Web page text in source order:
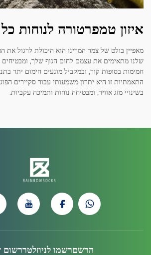
איזון טמפרטורה לנוחות
מאפיין בולט של צמר המרינו הוא היכולת לרגול את
שלנו מתאימים את עצמם לחום הגוף שלך, ומבטיחים
חמימות בסופות קור, ובמקביל מונעים חימום יתר
התאמתיות זו היא יתרון משמעותי עבור סקיירים
בשינויי מזג אוויר, ומבטיחה נוחות ותמיכה עקביות.
הרשםרשמו לניוזלטררשום